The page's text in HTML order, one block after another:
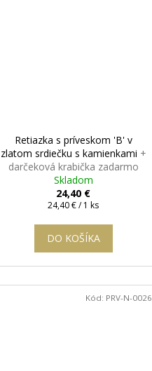
Retiazka s príveskom 'B' v
zlatom srdiečku s kamienkami +
darčeková krabička zadarmo
Skladom
24,40 €
Jednotková
24,40 € / 1 ks
DO KOŠÍKA
Kód: PRV-N-0026